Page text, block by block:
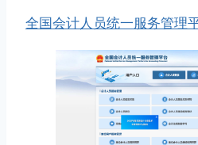
全国会计人员统一服务管理